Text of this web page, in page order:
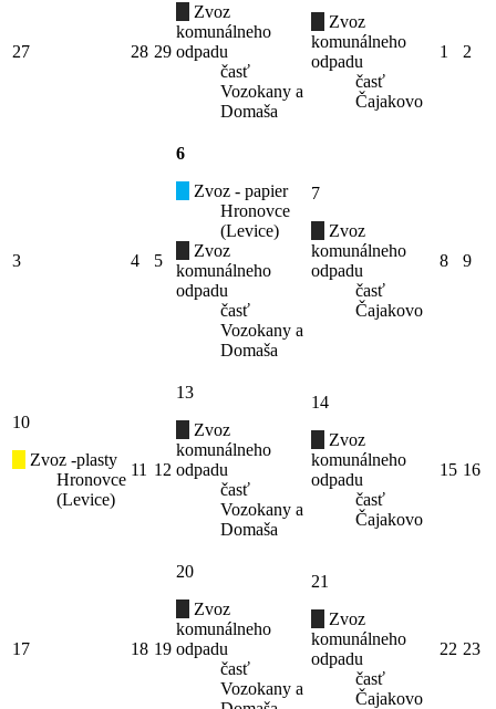
27 28 29
Zvoz
komunálneho
odpadu
časť
Vozokany a
Domaša
Zvoz
komunálneho
odpadu
časť
Čajakovo
1 2
3 4 5
6
Zvoz - papier
Hronovce
(Levice)
Zvoz
komunálneho
odpadu
časť
Vozokany a
Domaša
7
Zvoz
komunálneho
odpadu
časť
Čajakovo
8 9
10
Zvoz -plasty
Hronovce
(Levice)
11 12
13
Zvoz
komunálneho
odpadu
časť
Vozokany a
Domaša
14
Zvoz
komunálneho
odpadu
časť
Čajakovo
15 16
17 18 19
20
Zvoz
komunálneho
odpadu
časť
Vozokany a
21
Zvoz
komunálneho
odpadu
časť
Čajakovo
22 23